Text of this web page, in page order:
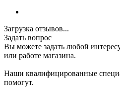
Загрузка отзывов...
Задать вопрос
Вы можете задать любой
или работе магазина.
Наши квалифицированные
помогут.